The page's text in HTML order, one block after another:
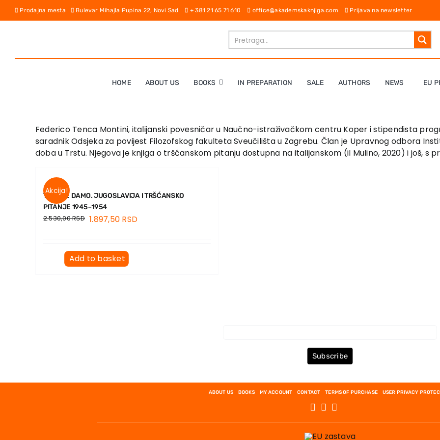
Skip
Prodajna mesta Bulevar Mihajla Pupina 22, Novi Sad + 381 21 65 71 610 office@akademskaknjiga.com Prijava na newsletter
HOME ABOUT US BOOKS IN PREPARATION SALE AUTHORS NEWS EU
Federico Tenca Montini, italijanski povesničar u Naučno-istraživačkom centru Koper i stipendista
saradnik Odsjeka za povijest Filozofskog fakulteta Sveučilišta u Zagrebu. Član je Upravnog odbora
doba u Trstu. Njegova je knjiga o tršćanskom pitanju dostupna na italijanskom (il Mulino, 2020) i još, s
Akcija!
TRST NE DAMO. JUGOSLAVIJA I TRŠĆANSKO
PITANJE 1945–1954
2.530,00RSD 1.897,50 RSD
Add to basket
Subscribe
ABOUT US BOOKS MY ACCOUNT CONTACT TERMS OF PURCHASE USER PRIVACY